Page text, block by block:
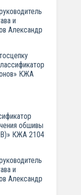
и
Александр
КЖА
обшивы
КЖА 2104
и
Александр